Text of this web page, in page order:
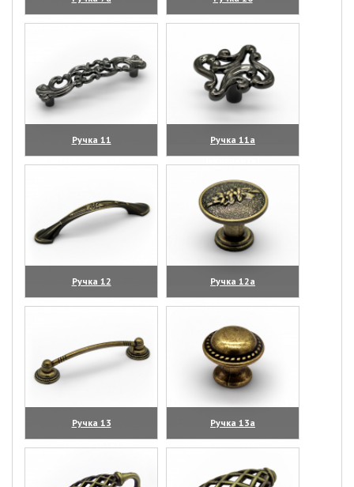
(увеличить)
(увеличить)
Ручка 11
(увеличить)
Ручка 11а
(увеличить)
Ручка 12
(увеличить)
Ручка 12а
(увеличить)
Ручка 13
(увеличить)
Ручка 13а
(увеличить)